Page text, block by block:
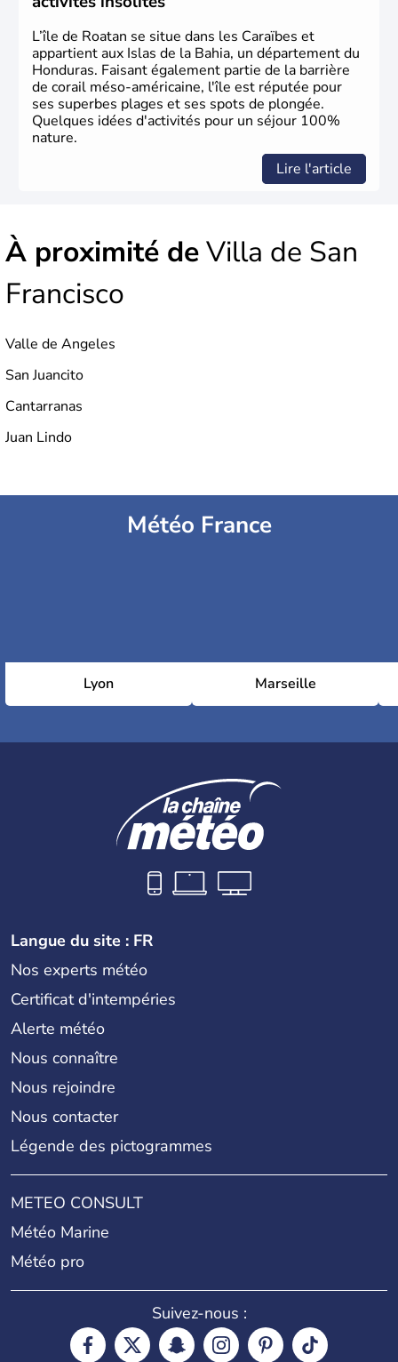
L’île de Roatan se situe dans les Caraïbes et
appartient aux Islas de la Bahia, un département du
Honduras. Faisant également partie de la barrière
de corail méso-américaine, l'île est réputée pour
ses superbes plages et ses spots de plongée.
Quelques idées d'activités pour un séjour 100%
nature.
Lire l'article
À proximité deVilla de San
Francisco
Valle de Angeles
San Juancito
Cantarranas
Juan Lindo
Météo France
Lyon Marseille
Langue du site : FR
Nos experts météo
Certificat d'intempéries
Alerte météo
Nous connaître
Nous rejoindre
Nous contacter
Légende des pictogrammes
METEO CONSULT
Météo Marine
Météo pro
Suivez-nous :